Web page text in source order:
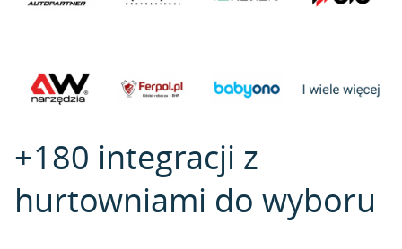
+180 integracji z
hurtowniami do wyboru